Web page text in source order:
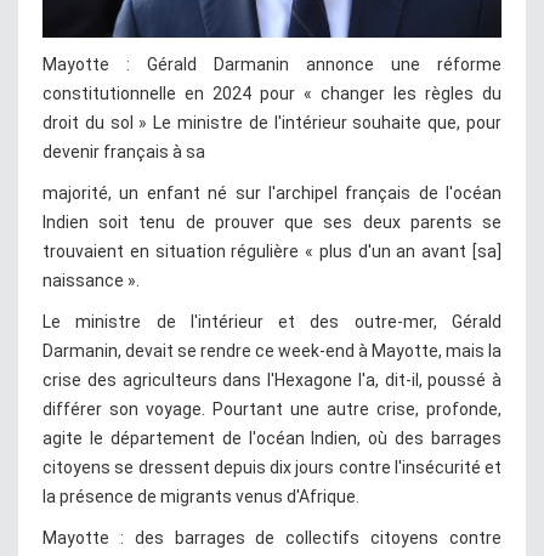
Mayotte : Gérald Darmanin annonce une réforme
constitutionnelle en 2024 pour « changer les règles du
droit du sol » Le ministre de l'intérieur souhaite que, pour
devenir français à sa
majorité, un enfant né sur l'archipel français de l'océan
Indien soit tenu de prouver que ses deux parents se
trouvaient en situation régulière « plus d'un an avant [sa]
naissance ».
Le ministre de l'intérieur et des outre-mer, Gérald
Darmanin, devait se rendre ce week-end à Mayotte, mais la
crise des agriculteurs dans l'Hexagone l'a, dit-il, poussé à
différer son voyage. Pourtant une autre crise, profonde,
agite le département de l'océan Indien, où des barrages
citoyens se dressent depuis dix jours contre l'insécurité et
la présence de migrants venus d'Afrique.
Mayotte : des barrages de collectifs citoyens contre